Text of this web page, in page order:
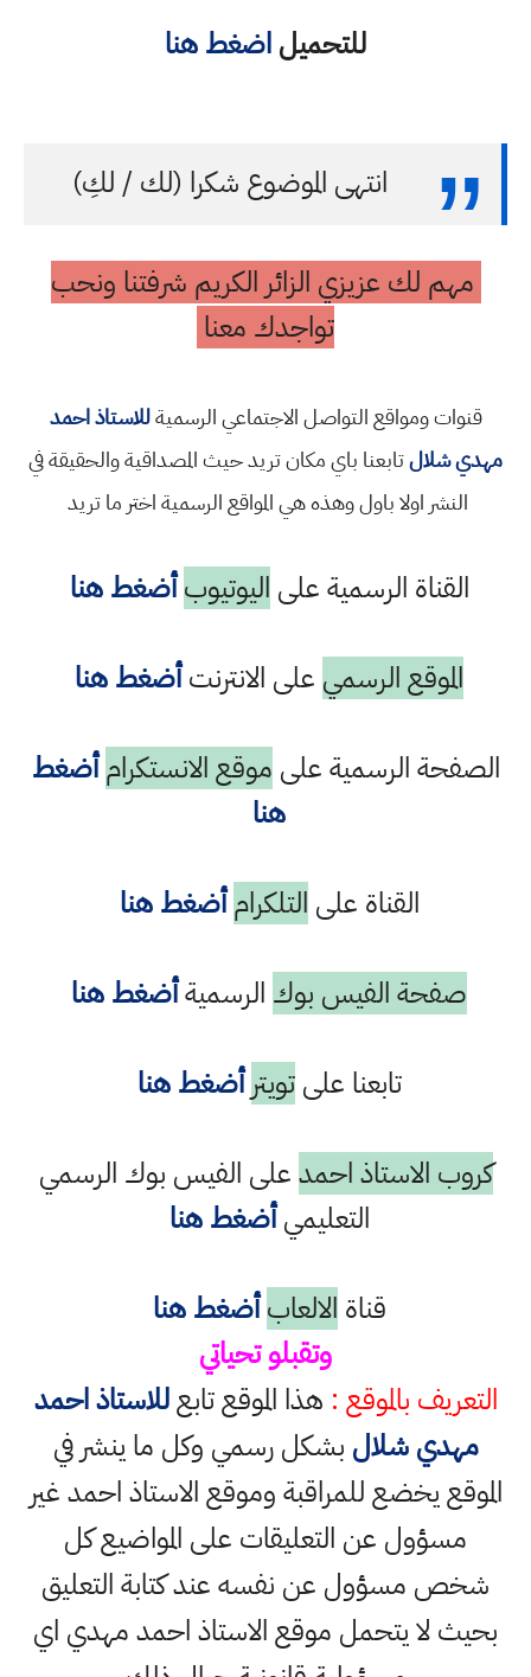
للتحميلاضغط هنا
انتهى الموضوع شكرا (لك / لكِ)
مهم لك عزيزي الزائر الكريم شرفتنا ونحب
تواجدك معنا
قنوات ومواقع التواصل الاجتماعي الرسميةللاستاذ احمد
مهدي شلالتابعنا باي مكان تريد حيث المصداقية والحقيقة في
النشر اولا باول وهذه هي المواقع الرسمية اختر ما تريد
القناة الرسمية على اليوتيوب أضغط هنا
الموقع الرسمي على الانترنتأضغط هنا
الصفحة الرسمية على موقع الانستكرام أضغط
هنا
القناة على التلكرام أضغط هنا
صفحة الفيس بوك الرسميةأضغط هنا
تابعنا علىتويتر أضغط هنا
كروب الاستاذ احمدعلى الفيس بوك الرسمي
التعليميأضغط هنا
قناة الالعاب أضغط هنا
وتقبلو تحياتي
التعريف بالموقع : هذا الموقع تابعللاستاذ احمد
مهدي شلال بشكل رسمي وكل ما ينشر في
الموقع يخضع للمراقبة وموقع الاستاذ احمد غير
مسؤول عن التعليقات على المواضيع كل
شخص مسؤول عن نفسه عند كتابة التعليق
بحيث لا يتحمل موقع الاستاذ احمد مهدي اي